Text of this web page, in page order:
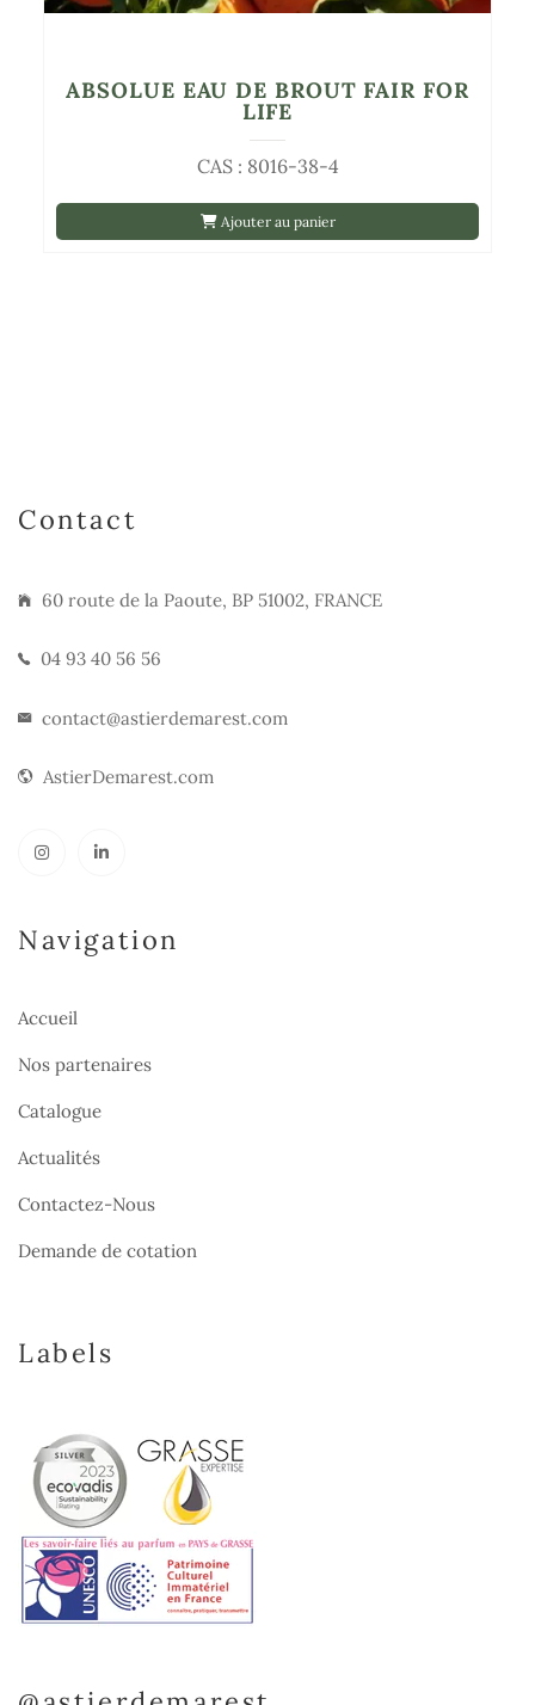
Ajouter au panier
CAS : 8016-38-4
ABSOLUE EAU DE BROUT FAIR FOR
LIFE
Contact
60 route de la Paoute, BP 51002, FRANCE
04 93 40 56 56
contact@astierdemarest.com
AstierDemarest.com
Navigation
Accueil
Nos partenaires
Catalogue
Actualités
Contactez-Nous
Demande de cotation
Labels